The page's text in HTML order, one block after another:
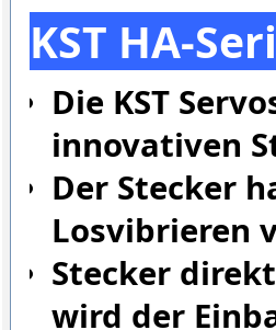
KST HA-
Die KST
innovativen
Der Stecker
Losvibrieren
Stecker
wird der